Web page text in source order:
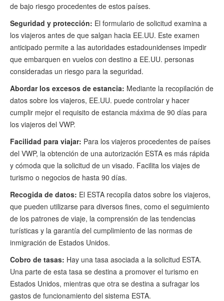
de bajo riesgo procedentes de estos países.
Seguridad y protección: El formulario de solicitud examina a
los viajeros antes de que salgan hacia EE.UU. Este examen
anticipado permite a las autoridades estadounidenses impedir
que embarquen en vuelos con destino a EE.UU. personas
consideradas un riesgo para la seguridad.
Abordar los excesos de estancia: Mediante la recopilación de
datos sobre los viajeros, EE.UU. puede controlar y hacer
cumplir mejor el requisito de estancia máxima de 90 días para
los viajeros del VWP.
Facilidad para viajar: Para los viajeros procedentes de países
del VWP, la obtención de una autorización ESTA es más rápida
y cómoda que la solicitud de un visado. Facilita los viajes de
turismo o negocios de hasta 90 días.
Recogida de datos: El ESTA recopila datos sobre los viajeros,
que pueden utilizarse para diversos fines, como el seguimiento
de los patrones de viaje, la comprensión de las tendencias
turísticas y la garantía del cumplimiento de las normas de
inmigración de Estados Unidos.
Cobro de tasas: Hay una tasa asociada a la solicitud ESTA.
Una parte de esta tasa se destina a promover el turismo en
Estados Unidos, mientras que otra se destina a sufragar los
gastos de funcionamiento del sistema ESTA.